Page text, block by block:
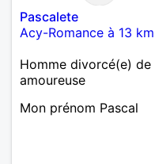
Pascalete
Acy-Romance à 13
Homme divorcé(e)
amoureuse
Mon prénom Pascal